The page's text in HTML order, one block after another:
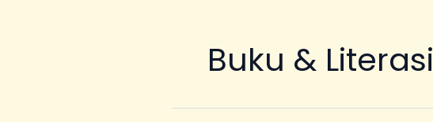
Buku & Literasi